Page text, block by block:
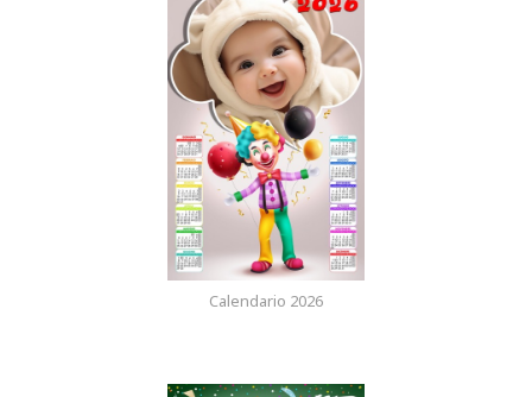
Calendario 2026